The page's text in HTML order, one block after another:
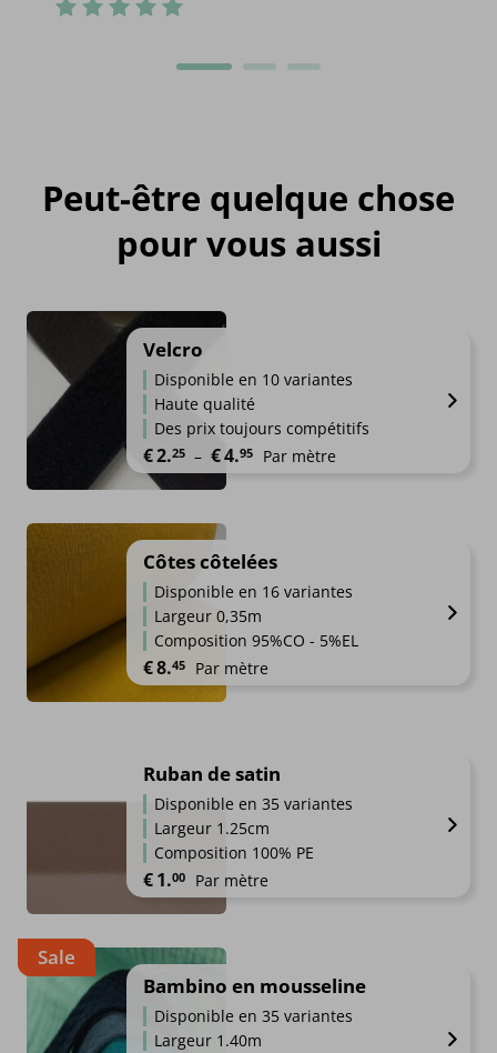
Peut-être quelque chose
pour vous aussi
Velcro
Disponible en 10 variantes
Haute qualité
Des prix toujours compétitifs
€2.25 – €4.95 Plage de prix : €2.25 à €4.95
Par mètre
Côtes côtelées
Disponible en 16 variantes
Largeur 0,35m
Composition 95%CO - 5%EL
€8.45 Par mètre
Ruban de satin
Disponible en 35 variantes
Largeur 1.25cm
Composition 100% PE
€1.00 Par mètre
Sale
Bambino en mousseline
Disponible en 35 variantes
Largeur 1.40m